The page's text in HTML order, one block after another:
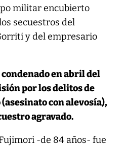
militar encubierto
secuestros del
y del empresario
en abril del
por los delitos de
con alevosía),
agravado.
-de 84 años- fue